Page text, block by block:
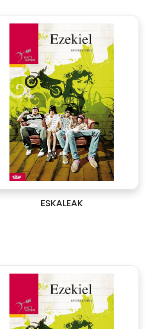
ESKALEAK